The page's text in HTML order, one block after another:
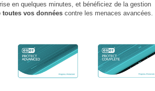
en quelques minutes, et bénéficiez de la gestion
toutes vos données contre les menaces avancées.